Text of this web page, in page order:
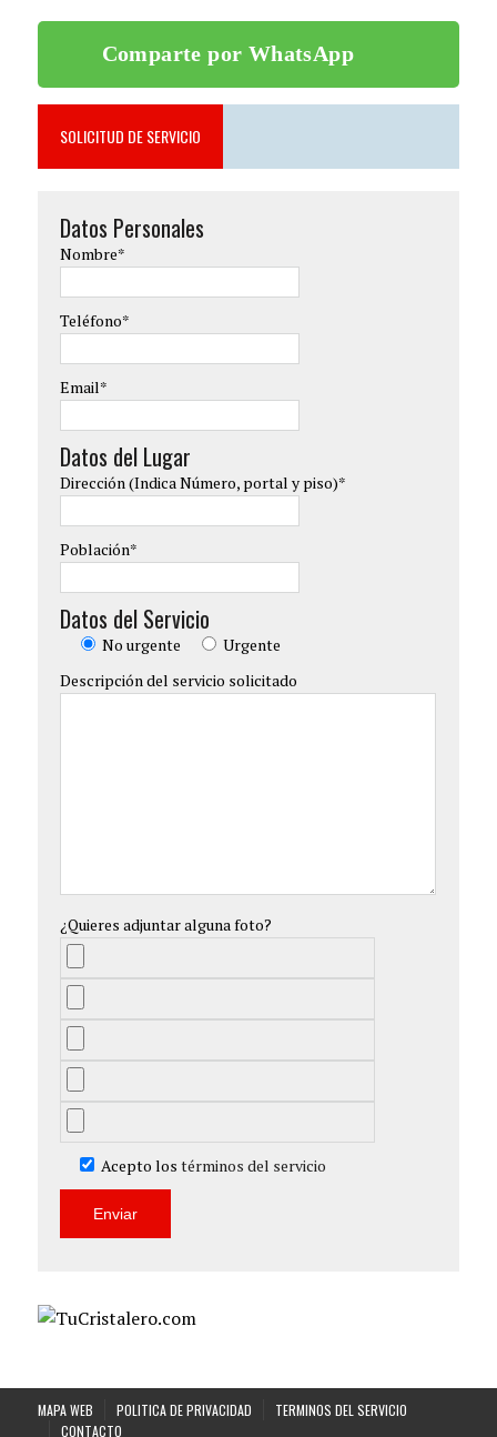
Comparte por WhatsApp
SOLICITUD DE SERVICIO
Datos Personales
Nombre*
Teléfono*
Email*
Datos del Lugar
Dirección (Indica Número, portal y piso)*
Población*
Datos del Servicio
No urgente
Urgente
Descripción del servicio solicitado
¿Quieres adjuntar alguna foto?
Acepto los términos del servicio
MAPA WEB POLITICA DE PRIVACIDAD
TERMINOS DEL SERVICIO
CONTACTO